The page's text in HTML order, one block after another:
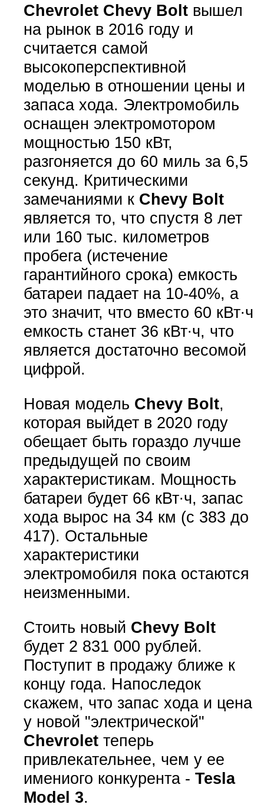
Chevrolet Chevy Boltвышел
на рынок в 2016 году и
считается самой
высокоперспективной
моделью в отношении цены и
запаса хода. Электромобиль
оснащен электромотором
мощностью 150 кВт,
разгоняется до 60 миль за 6,5
секунд. Критическими
замечаниями к Chevy Bolt
является то, что спустя 8 лет
или 160 тыс. километров
пробега (истечение
гарантийного срока) емкость
батареи падает на 10-40%, а
это значит, что вместо 60 кВт∙ч
емкость станет 36 кВт∙ч, что
является достаточно весомой
цифрой.
Новая модель Chevy Bolt,
которая выйдет в 2020 году
обещает быть гораздо лучше
предыдущей по своим
характеристикам. Мощность
батареи будет 66 кВт∙ч, запас
хода вырос на 34 км (с 383 до
417). Остальные
характеристики
электромобиля пока остаются
неизменными.
Стоить новый Chevy Bolt
будет 2 831 000 рублей.
Поступит в продажу ближе к
концу года. Напоследок
скажем, что запас хода и цена
у новой "электрической"
Chevroletтеперь
привлекательнее, чем у ее
имениого конкурента - Tesla
Model 3.